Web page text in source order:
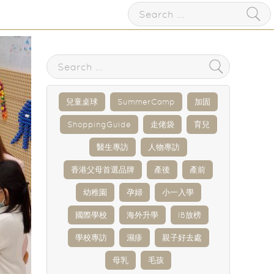
兒童桌球 SummerCamp 加固
ShoppingGuide 走佬袋 育兒
醫生專訪 人物專訪
香港父母首選品牌 產後 產前
幼稚園 孕婦 小一入學
國際學校 海外升學 IB放榜
學校專訪 濕疹 親子好去處
母乳 毛孩